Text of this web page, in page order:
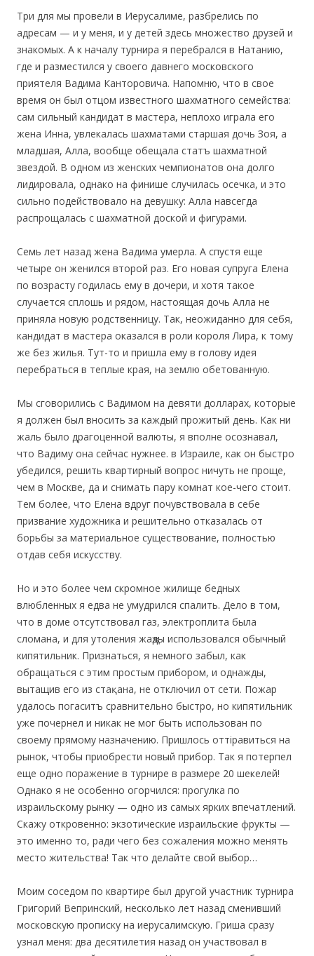
Три для мы провели в Иерусалиме, разбрелись по
адресам — и у меня, и у детей здесь множество друзей и
знакомых. А к началу турнира я перебрался в Натанию,
где и разместился у своего давнего московского
приятеля Вадима Канторовича. Напомню, что в свое
время он был отцом известного шахматного семейства:
сам сильный кандидат в мастера, неплохо играла его
жена Инна, увлекалась шахматами старшая дочь Зоя, а
младшая, Алла, вообще обещала статъ шахматной
звездой. В одном из женских чемпионатов она долго
лидировала, однако на финише случилась осечка, и это
сильно подействовало на девушку: Алла навсегда
распрощалась с шахматной доской и фигурами.
Семь лет назад жена Вадима умерла. А спустя еще
четыре он женился второй раз. Его новая супруга Елена
по возрасту годилась ему в дочери, и хотя такое
случается сплошь и рядом, настоящая дочь Алла не
приняла новую родственницу. Так, неожиданно для себя,
кандидат в мастера оказался в роли короля Лира, к тому
же без жилья. Тут-то и пришла ему в голову идея
перебраться в теплые края, на землю обетованную.
Мы сговорились с Вадимом на девяти долларах, которые
я должен был вносить за каждый прожитый день. Как ни
жаль было драгоценной валюты, я вполне осознавал,
что Вадиму она сейчас нужнее. в Израиле, как он быстро
убедился, решить квартирный вопрос ничуть не проще,
чем в Москве, да и снимать пару комнат кое-чего стоит.
Тем более, что Елена вдруг почувствовала в себе
призвание художника и решительно отказалась от
борьбы за материальное существование, полностью
отдав себя искусству.
Но и это более чем скромное жилище бедных
влюбленных я едва не умудрился спалить. Дело в том,
что в доме отсутствовал газ, электроплита была
сломана, и для утоления жаҗды использовался обычный
кипятильник. Признаться, я немного забыл, как
обращаться с этим простым прибором, и однажды,
вытащив его из стақана, не отключил от сети. Пожар
удалось погаситъ сравнительно быстро, но кипятильник
уже почернел и никак не мог быть использован по
своему прямому назначению. Пришлось оттiравиться на
рынок, чтобы приобрести новый прибор. Так я потерпел
еще одно поражение в турнире в размере 20 шекелей!
Однако я не особенно огорчился: прогулка по
израильскому рынку — одно из самых ярких впечатлений.
Скажу откровенно: экзотические израильские фрукты —
это именно то, ради чего без сожаления можно менять
место жительства! Так что делайте свой выбор…
Моим соседом по квартире был другой участник турнира
Григорий Вепринский, несколько лет назад сменивший
московскую прописку на иерусалимскую. Гриша сразу
узнал меня: два десятилетия назад он участвовал в